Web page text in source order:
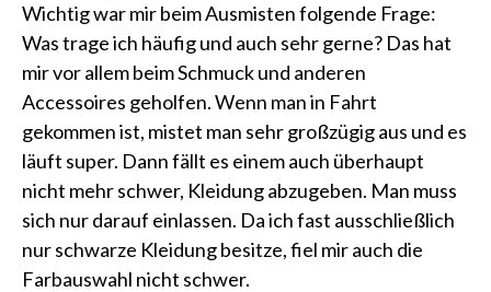
Wichtig war mir beim Ausmisten folgende Frage:
Was trage ich häufig und auch sehr gerne? Das hat
mir vor allem beim Schmuck und anderen
Accessoires geholfen. Wenn man in Fahrt
gekommen ist, mistet man sehr großzügig aus und es
läuft super. Dann fällt es einem auch überhaupt
nicht mehr schwer, Kleidung abzugeben. Man muss
sich nur darauf einlassen. Da ich fast ausschließlich
nur schwarze Kleidung besitze, fiel mir auch die
Farbauswahl nicht schwer.